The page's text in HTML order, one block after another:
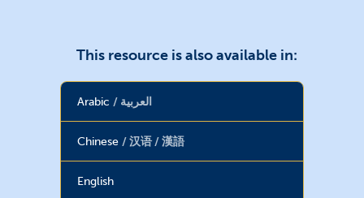
This resource is also available in:
Arabic العربية
Chinese 汉语 / 漢語
English